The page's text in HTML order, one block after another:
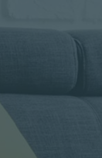
Rayon